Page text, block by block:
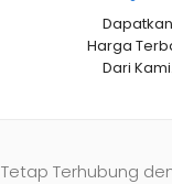
Dapatkan
Harga
Dari Kami.
Tetap Terhubung